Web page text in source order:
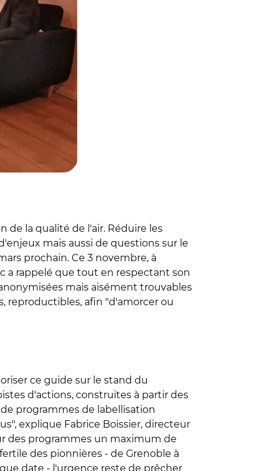
de la qualité de l'air. Réduire les
mais aussi de questions sur le
prochain. Ce 3 novembre, à
a rappelé que tout en respectant son
mais aisément trouvables
reproductibles, afin "d'amorcer ou
ce guide sur le stand du
d'actions, construites à partir des
programmes de labellisation
explique Fabrice Boissier, directeur
des programmes un maximum de
des pionnières - de Grenoble à
date - l'urgence reste de prêcher